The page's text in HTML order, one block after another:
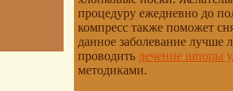
процедуру ежедневно до
компресс также поможет
данное заболевание лучше
проводить лечение шпоры
методиками.